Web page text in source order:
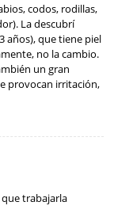
codos, rodillas,
La descubrí
años), que tiene piel
no la cambio.
un gran
provocan irritación,
trabajarla